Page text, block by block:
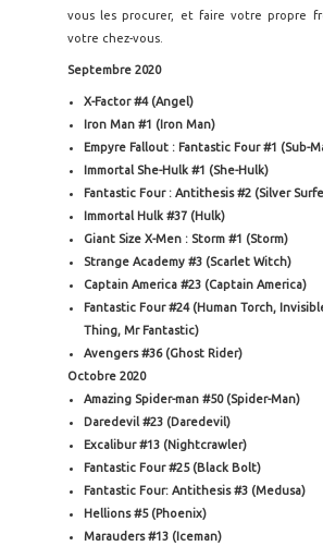
vous les procurer, et faire votre propre
votre chez-vous.
Septembre 2020
X-Factor #4 (Angel)
Iron Man #1 (Iron Man)
Empyre Fallout : Fantastic Four #1 (Sub-
Immortal She-Hulk #1 (She-Hulk)
Fantastic Four : Antithesis #2 (Silver
Immortal Hulk #37 (Hulk)
Giant Size X-Men : Storm #1 (Storm)
Strange Academy #3 (Scarlet Witch)
Captain America #23 (Captain America)
Fantastic Four #24 (Human Torch,
Thing, Mr Fantastic)
Avengers #36 (Ghost Rider)
Octobre 2020
Amazing Spider-man #50 (Spider-Man)
Daredevil #23 (Daredevil)
Excalibur #13 (Nightcrawler)
Fantastic Four #25 (Black Bolt)
Fantastic Four: Antithesis #3 (Medusa)
Hellions #5 (Phoenix)
Marauders #13 (Iceman)